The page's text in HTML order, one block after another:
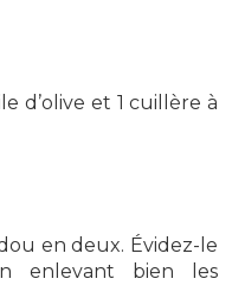
d’olive et 1 cuillère à
en deux. Évidez-le
enlevant bien les